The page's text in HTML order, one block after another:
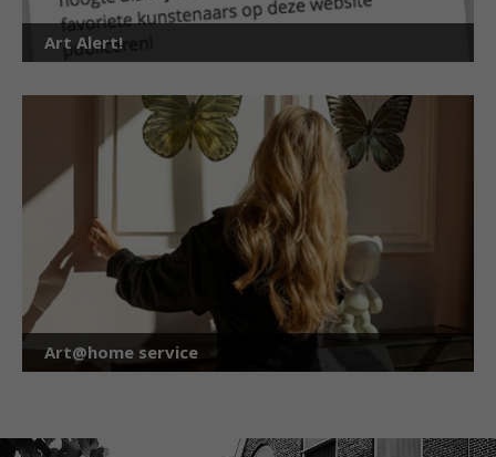
Art Alert!
Art@home service